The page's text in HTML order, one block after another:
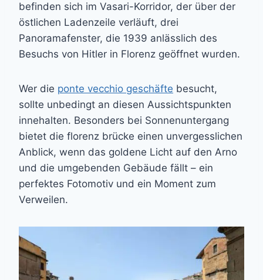
befinden sich im Vasari-Korridor, der über der
östlichen Ladenzeile verläuft, drei
Panoramafenster, die 1939 anlässlich des
Besuchs von Hitler in Florenz geöffnet wurden.
Wer die ponte vecchio geschäfte besucht,
sollte unbedingt an diesen Aussichtspunkten
innehalten. Besonders bei Sonnenuntergang
bietet die florenz brücke einen unvergesslichen
Anblick, wenn das goldene Licht auf den Arno
und die umgebenden Gebäude fällt – ein
perfektes Fotomotiv und ein Moment zum
Verweilen.